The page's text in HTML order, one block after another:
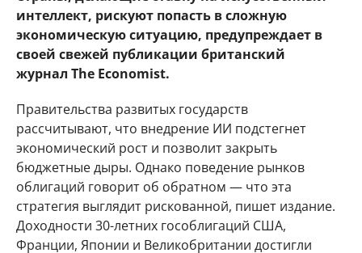
интеллект, рискуют попасть в сложную
экономическую ситуацию, предупреждает в
своей свежей публикации британский
журнал The Economist.
Правительства развитых государств
рассчитывают, что внедрение ИИ подстегнет
экономический рост и позволит закрыть
бюджетные дыры. Однако поведение рынков
облигаций говорит об обратном — что эта
стратегия выглядит рискованной, пишет издание.
Доходности 30-летних гособлигаций США,
Франции, Японии и Великобритании достигли